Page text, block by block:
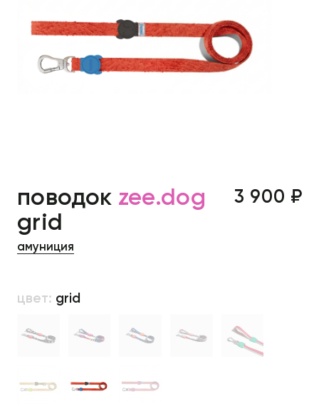
поводок zee.dog
grid
амуниция
3 900 ₽
цвет: grid